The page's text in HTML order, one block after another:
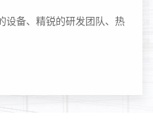
设备、精锐的研发团队、热